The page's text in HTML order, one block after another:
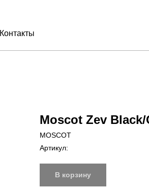
Контакты
Moscot Zev
MOSCOT
Артикул:
В корзину